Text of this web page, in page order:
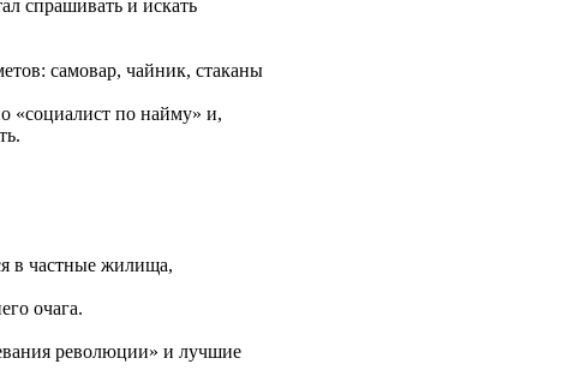
спрашивать и искать
самовар, чайник, стаканы
«социалист по найму» и,
в частные жилища,
очага.
революции» и лучшие